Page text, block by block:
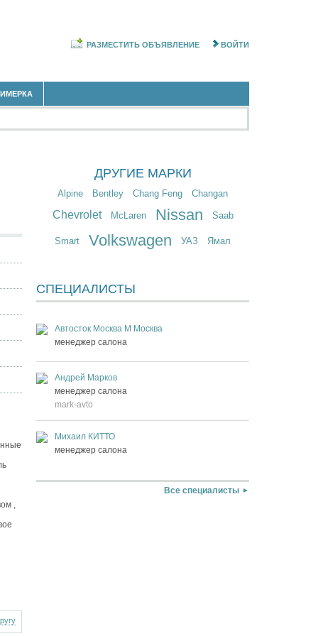
РАЗМЕСТИТЬ ОБЪЯВЛЕНИЕ ВОЙТИ
,
ДРУГИЕ МАРКИ
Alpine Bentley Chang Feng Changan
Chevrolet McLaren Nissan Saab
Smart Volkswagen УАЗ Ямал
СПЕЦИАЛИСТЫ
Автосток Москва М Москва
менеджер салона
Андрей Марков
менеджер салона
mark-avto
Михаил КИТТО
менеджер салона
Все специалисты